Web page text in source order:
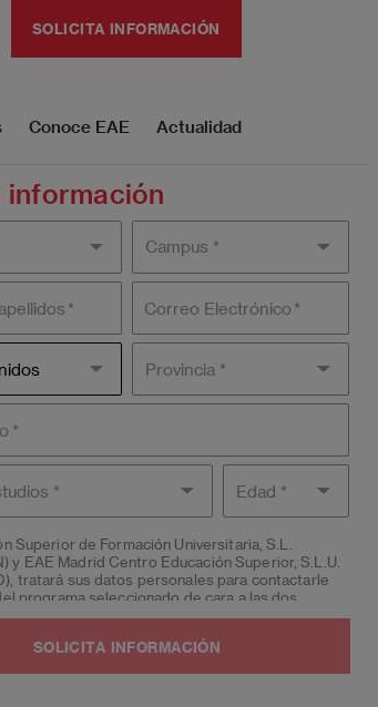
SOLICITA INFORMACIÓN
Conoce EAE Actualidad
información
Correo Electrónico
Provincia *
Superior de Formación Universitaria, S.L.
y EAE Madrid Centro Educación Superior, S.L.U.
tratará sus datos personales para contactarle
programa seleccionado de cara a las dos
del mismo, siendo eliminados una vez